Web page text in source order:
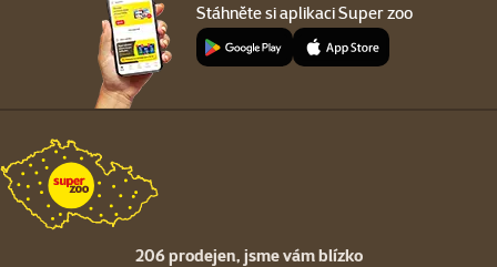
Stáhněte si aplikaci Super zoo
206 prodejen, jsme vám blízko